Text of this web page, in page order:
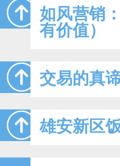
如风营销
有价值）
交易的真
雄安新区